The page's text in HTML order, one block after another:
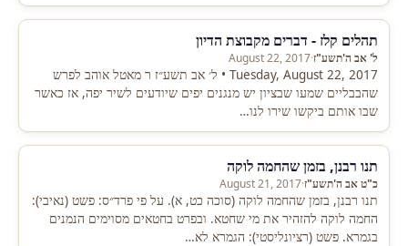
תהלים קלז - דברים מקבוצת הדיון
ל' אב ה'תשע"ז·
August 22, 2017
Tuesday, August 22, 2017 • ל׳ אב תשע״ז ר מאטל אוהב לפרש
שהבבליים שמעו שבציון יש מנגנים יפים שיודעים לשיר יפה, אז כאשר
שבו אותם ביקשו שירו לנו…
תנו רבנן, בזמן שהחמה לוקה
כ"ט אב ה'תשע"ז·
August 21, 2017
תנו רבנן, בזמן שהחמה לוקה (סוכה כט, א). על פי פרד״ס: פשט (נאיבי):
החמה לוקה להזהיר את מי שחטא. ובפרט בחטאים מסוימים הנמנים
בגמרא. פשט (רציונליסטי): הגמרא לא…